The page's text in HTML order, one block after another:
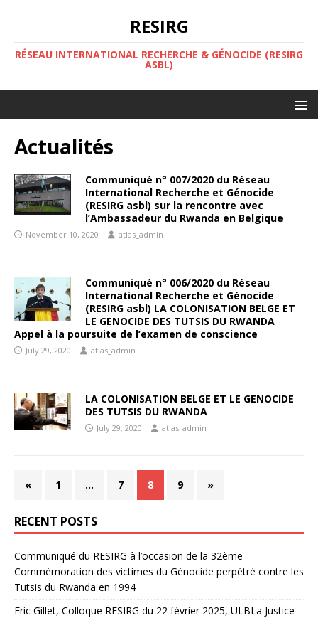
RESIRG
RÉSEAU INTERNATIONAL RECHERCHE & GÉNOCIDE (RESIRG
ASBL)
Actualités
Communiqué n° 007/2020 du Réseau
International Recherche et Génocide
(RESIRG asbl) sur la rencontre avec
l’Ambassadeur du Rwanda en Belgique
November 10, 2020 atlas_admin
Communiqué n° 006/2020 du Réseau
International Recherche et Génocide
(RESIRG asbl) LA COLONISATION BELGE ET
LE GENOCIDE DES TUTSIS DU RWANDA
Appel à la poursuite de l’examen de conscience
July 29, 2020 atlas_admin
LA COLONISATION BELGE ET LE GENOCIDE
DES TUTSIS DU RWANDA
July 29, 2020 atlas_admin
« 1 … 7 8 9 »
RECENT POSTS
Communiqué du RESIRG à l’occasion de la 32ème
Commémoration des victimes du Génocide perpétré contre les
Tutsis du Rwanda en 1994
Eric Gillet, Colloque RESIRG du 22 février 2025, ULBLa Justice